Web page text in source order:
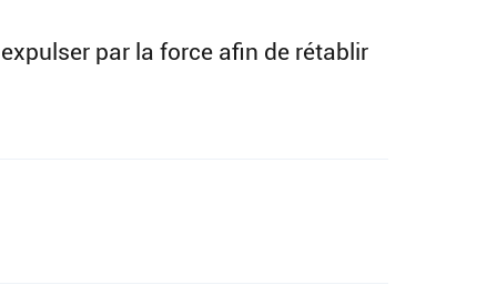
par la force afin de rétablir